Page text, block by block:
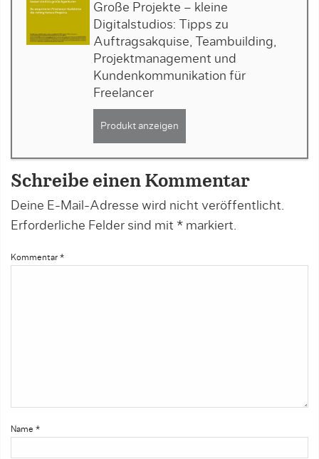
Große Projekte – kleine
Digitalstudios: Tipps zu
Auftragsakquise, Teambuilding,
Projektmanagement und
Kundenkommunikation für
Freelancer
Produkt anzeigen
Schreibe einen Kommentar
Deine E-Mail-Adresse wird nicht veröffentlicht.
Erforderliche Felder sind mit * markiert.
Kommentar *
Name *